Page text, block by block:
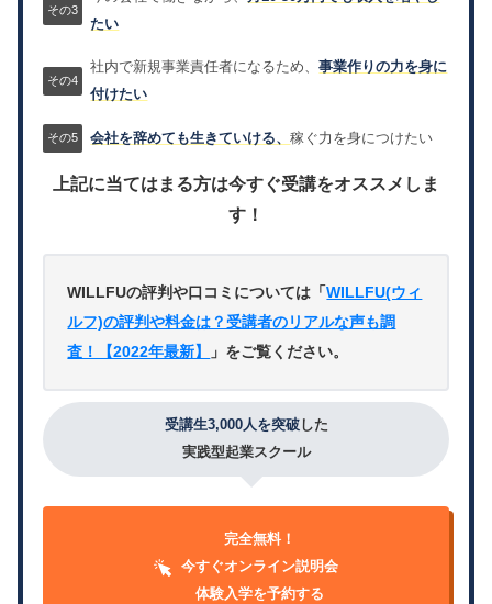
たい
社内で新規事業責任者になるため、事業作りの力を身に
付けたい
会社を辞めても生きていける、稼ぐ力を身につけたい
上記に当てはまる方は今すぐ受講をオススメしま
す！
WILLFUの評判や口コミについては「WILLFU(ウィ
ルフ)の評判や料金は？受講者のリアルな声も調
査！【2022年最新】
」をご覧ください。
受講生3,000人を突破した
実践型起業スクール
完全無料！
今すぐオンライン説明会
体験入学を予約する